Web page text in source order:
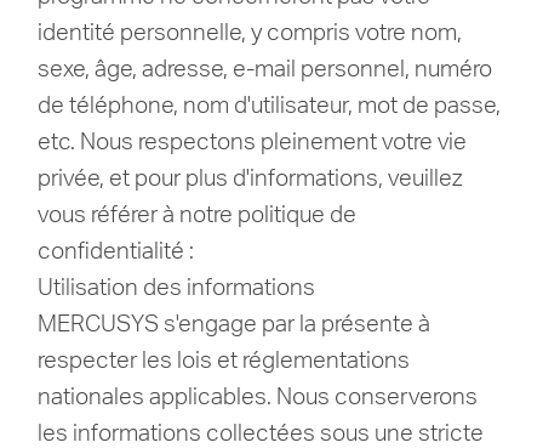
identité personnelle, y compris votre nom,
sexe, âge, adresse, e-mail personnel, numéro
de téléphone, nom d'utilisateur, mot de passe,
etc. Nous respectons pleinement votre vie
privée, et pour plus d'informations, veuillez
vous référer à notre politique de
confidentialité :
Utilisation des informations
MERCUSYS s'engage par la présente à
respecter les lois et réglementations
nationales applicables. Nous conserverons
les informations collectées sous une stricte